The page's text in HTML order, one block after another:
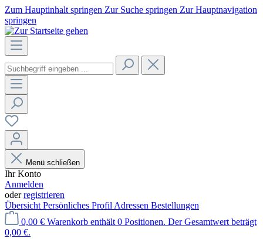
Zum Hauptinhalt springen Zur Suche springen Zur Hauptnavigation
springen
Menü schließen
Ihr Konto
Anmelden
oderregistrieren
Übersicht Persönliches Profil Adressen Bestellungen
0,00 € Warenkorb enthält 0 Positionen. Der Gesamtwert beträgt
0,00 €.